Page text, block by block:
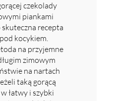
czekolady
piankami
recepta
kocykiem.
na przyjemne
zimowym
na nartach
taką gorącą
łatwy i szybki